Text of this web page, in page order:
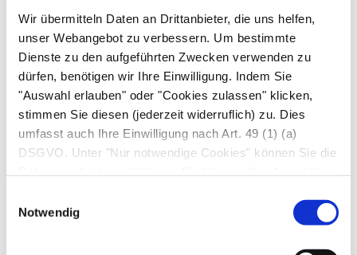
Wir übermitteln Daten an Drittanbieter, die uns helfen,
unser Webangebot zu verbessern. Um bestimmte
Dienste zu den aufgeführten Zwecken verwenden zu
dürfen, benötigen wir Ihre Einwilligung. Indem Sie
"Auswahl erlauben" oder "Cookies zulassen" klicken,
stimmen Sie diesen (jederzeit widerruflich) zu. Dies
umfasst auch Ihre Einwilligung nach Art. 49 (1) (a)
DSGVO. Unter "Nur notwendige Cookies" können Sie die
Notwendig
Hilfsmittelwie spezielleMiederundKorsette
die den betroffenen Wirbelsäulenabschnitt in
eine günstigere Krümmung bringen. In der
akuten Situation entlastet zudem das Schlafen
in einemStufenbett oder in Stufenlage den
Rücken. Dabei liegt die Patient*in auf dem
Rücken und lagert die Unterschenkel so auf
Physikalische
, z. B. hilft